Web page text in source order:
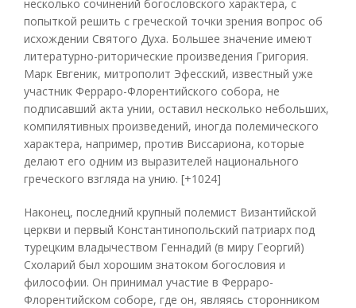
несколько сочинений богословского характера, с
попыткой решить с греческой точки зрения вопрос об
исхождении Святого Духа. Большее значение имеют
литературно-риторические произведения Григория.
Марк Евгеник, митрополит Эфесский, известный уже
участник Ферраро-Флорентийского собора, не
подписавший акта унии, оставил несколько небольших,
компилятивных произведений, иногда полемического
характера, например, против Виссариона, которые
делают его одним из выразителей национального
греческого взгляда на унию. [+1024]
Наконец, последний крупный полемист Византийской
церкви и первый Константинопольский патриарх под
турецким владычеством Геннадий (в миру Георгий)
Схоларий был хорошим знатоком богословия и
философии. Он принимал участие в Ферраро-
Флорентийском соборе, где он, являясь сторонником